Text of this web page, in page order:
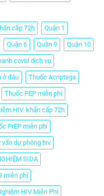
cấp 72h Quận 1
Quận 6 Quận 9 Quận 10
covid dịch vụ
ở đâu Thuốc Acriptega
Thuốc PEP miễn phí
HIV. khẩn cấp 72h
PrEP miễn phí
vấn dự phòng hiv
SIDA
miễn phí
HIV Miễn Phí